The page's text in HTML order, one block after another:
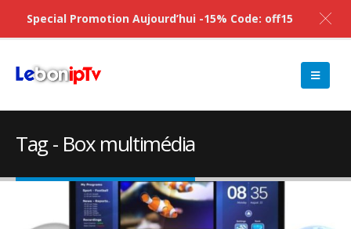
Tag - Box multimédia
Special Promotion Aujourd’hui -15% Code: off15